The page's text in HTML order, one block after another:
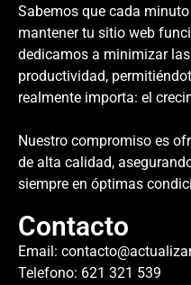
Sabemos que cada
mantener tu sitio web
dedicamos a minimizar
productividad,
realmente importa: el
Nuestro compromiso es
de alta calidad,
siempre en óptimas
Contacto
Email:
Telefono: 621 321 539